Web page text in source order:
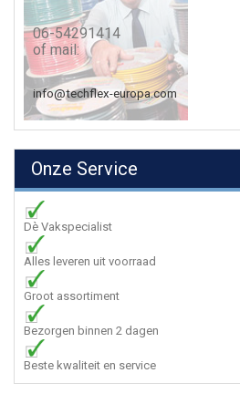
06-54291414
of mail:
info@techflex-europa.com
Onze Service
Dè Vakspecialist
Alles leveren uit voorraad
Groot assortiment
Bezorgen binnen 2 dagen
Beste kwaliteit en service